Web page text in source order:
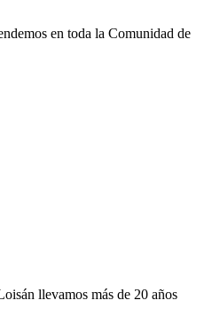
en toda la Comunidad de
llevamos más de 20 años